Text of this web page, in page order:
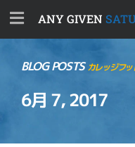
ANY GIVEN
BLOG POSTSカレッジフ
6月 7, 2017